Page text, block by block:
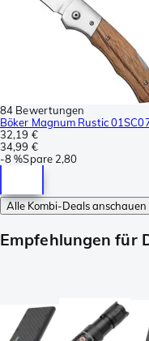
84 Bewertungen
Böker Magnum Rustic
32,19 €
34,99 €
-8 %Spare 2,80
Alle Kombi-Deals anschauen
Empfehlungen für